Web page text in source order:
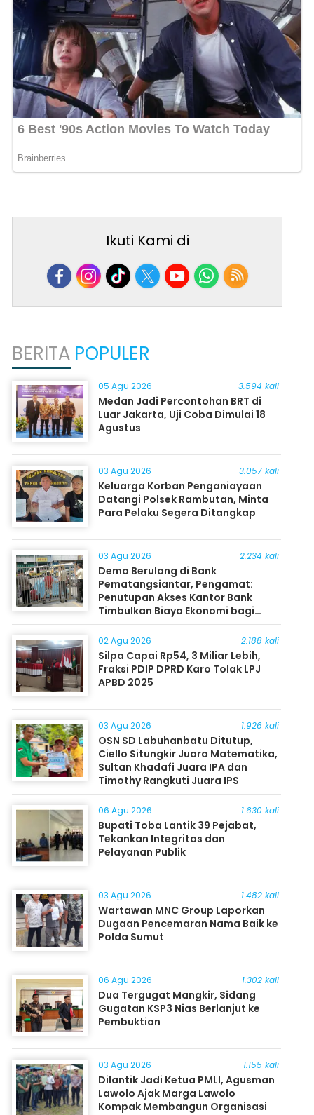
Ikuti Kami di
BERITA POPULER
05 Agu 2026 3.594 kali
Medan Jadi Percontohan BRT di
Luar Jakarta, Uji Coba Dimulai 18
Agustus
03 Agu 2026 3.057 kali
Keluarga Korban Penganiayaan
Datangi Polsek Rambutan, Minta
Para Pelaku Segera Ditangkap
03 Agu 2026 2.234 kali
Demo Berulang di Bank
Pematangsiantar, Pengamat:
Penutupan Akses Kantor Bank
Timbulkan Biaya Ekonomi bagi
Masyarakat
02 Agu 2026 2.188 kali
Silpa Capai Rp54, 3 Miliar Lebih,
Fraksi PDIP DPRD Karo Tolak LPJ
APBD 2025
03 Agu 2026 1.926 kali
OSN SD Labuhanbatu Ditutup,
Ciello Situngkir Juara Matematika,
Sultan Khadafi Juara IPA dan
Timothy Rangkuti Juara IPS
06 Agu 2026 1.630 kali
Bupati Toba Lantik 39 Pejabat,
Tekankan Integritas dan
Pelayanan Publik
03 Agu 2026 1.482 kali
Wartawan MNC Group Laporkan
Dugaan Pencemaran Nama Baik ke
Polda Sumut
06 Agu 2026 1.302 kali
Dua Tergugat Mangkir, Sidang
Gugatan KSP3 Nias Berlanjut ke
Pembuktian
03 Agu 2026 1.155 kali
Dilantik Jadi Ketua PMLI, Agusman
Lawolo Ajak Marga Lawolo
Kompak Membangun Organisasi